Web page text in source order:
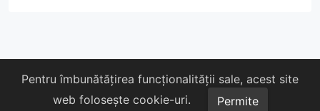
Despre noi Susține-ne
Contact
Copyright © 2026 AXA. Toate drepturile rezervate.
Pentru îmbunătățirea funcționalității sale, acest site
web folosește cookie-uri.
Permite